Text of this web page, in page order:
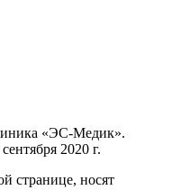
«ЭС-Медик».
2020 г.
странице, носят